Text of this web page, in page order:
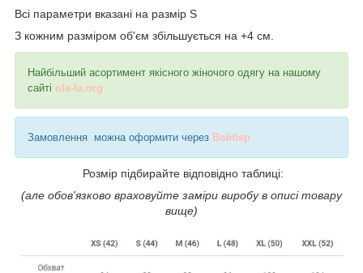
Всі параметри вказані на размір S
З кожним разміром об'єм збільшується на +4 см.
Найбільший асортимент якісного жіночого одягу на нашому
сайті ola-la.org
Замовлення можна оформити через Вайбер
Розмір підбирайте відповідно таблиці:
(але обов'язково враховуйте заміри виробу в описі товару
вище)